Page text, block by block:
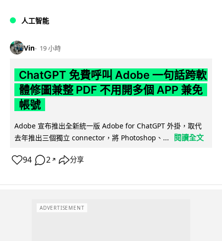
人工智能
Vin 19 小時
ChatGPT 免費呼叫 Adobe 一句話跨軟
體修圖兼整 PDF 不用開多個 APP 兼免
帳號
Adobe 宣布推出全新統一版 Adobe for ChatGPT 外掛，取代
去年推出三個獨立 connector，將 Photoshop、...
閱讀全文
94 2 ↗ 分享
ADVERTISEMENT